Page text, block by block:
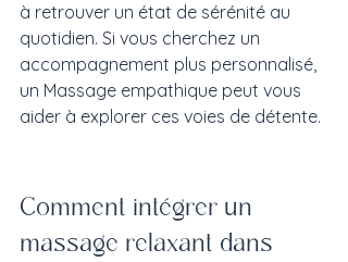
à retrouver un état de sérénité au
quotidien. Si vous cherchez un
accompagnement plus personnalisé,
un Massage empathique peut vous
aider à explorer ces voies de détente.
Comment intégrer un
massage relaxant dans